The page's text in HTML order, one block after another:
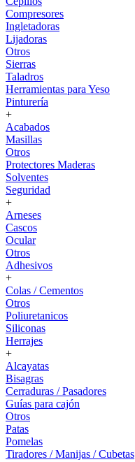
Compresores
Ingletadoras
Lijadoras
Otros
Sierras
Taladros
Herramientas para Yeso
Pinturería
+
Acabados
Masillas
Otros
Protectores Maderas
Solventes
Seguridad
+
Arneses
Cascos
Ocular
Otros
Adhesivos
+
Colas / Cementos
Otros
Poliuretanicos
Siliconas
Herrajes
+
Alcayatas
Bisagras
Cerraduras / Pasadores
Guías para cajón
Otros
Patas
Pomelas
Tiradores / Manijas / Cubetas